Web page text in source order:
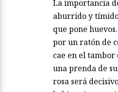
agosto 07, 2026
En palabras de
La importancia
aburrido y tímido
que pone huevos.
por un ratón de